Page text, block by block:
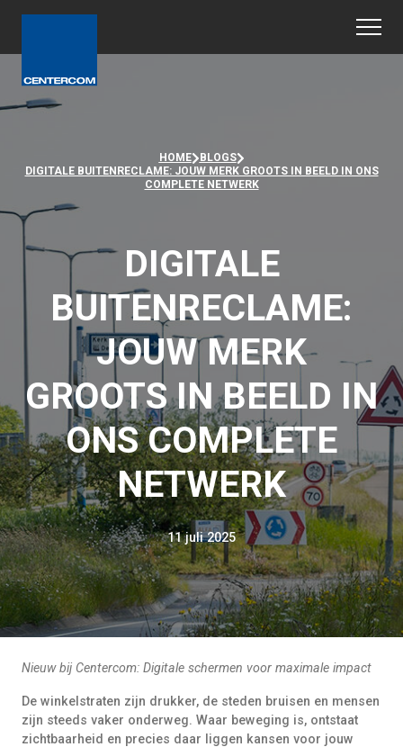
HOME
BLOGS
DIGITALE BUITENRECLAME: JOUW MERK GROOTS IN BEELD IN ONS
COMPLETE NETWERK
DIGITALE
BUITENRECLAME:
JOUW MERK
GROOTS IN BEELD IN
ONS COMPLETE
NETWERK
11 juli 2025
Nieuw bij Centercom: Digitale schermen voor maximale impact
De winkelstraten zijn drukker, de steden bruisen en mensen
zijn steeds vaker onderweg. Waar beweging is, ontstaat
zichtbaarheid en precies daar liggen kansen voor jouw